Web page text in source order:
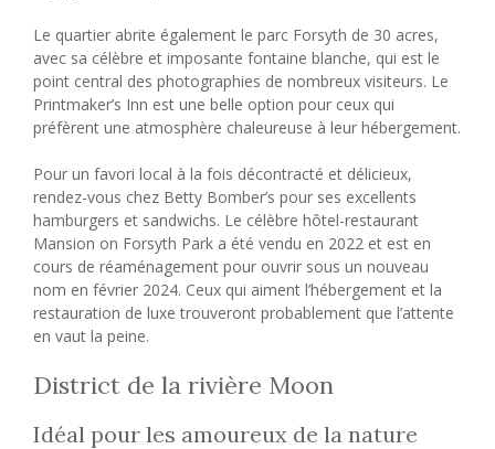
Le quartier abrite également le parc Forsyth de 30 acres,
avec sa célèbre et imposante fontaine blanche, qui est le
point central des photographies de nombreux visiteurs. Le
Printmaker’s Inn est une belle option pour ceux qui
préfèrent une atmosphère chaleureuse à leur hébergement.
Pour un favori local à la fois décontracté et délicieux,
rendez-vous chez Betty Bomber’s pour ses excellents
hamburgers et sandwichs. Le célèbre hôtel-restaurant
Mansion on Forsyth Park a été vendu en 2022 et est en
cours de réaménagement pour ouvrir sous un nouveau
nom en février 2024. Ceux qui aiment l’hébergement et la
restauration de luxe trouveront probablement que l’attente
en vaut la peine.
District de la rivière Moon
Idéal pour les amoureux de la nature